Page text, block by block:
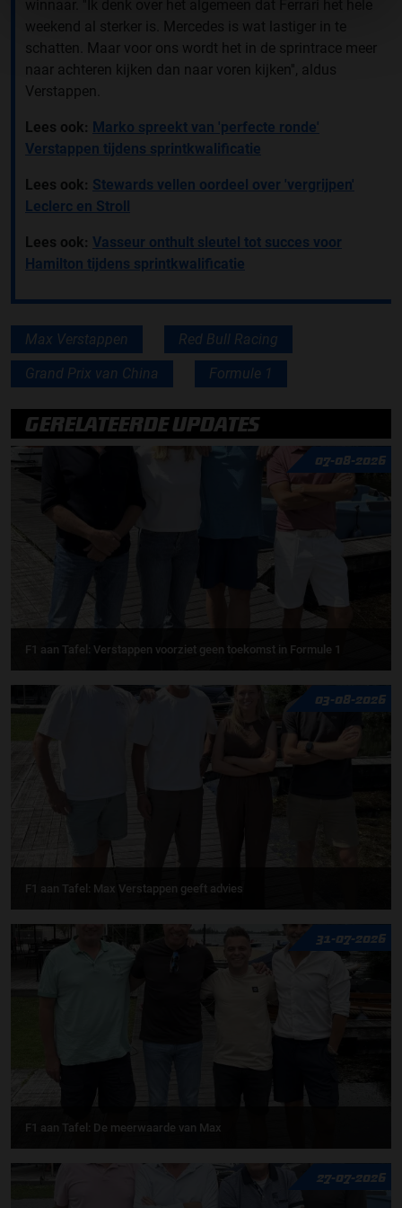
winnaar. ''Ik denk over het algemeen dat Ferrari het hele
weekend al sterker is. Mercedes is wat lastiger in te
schatten. Maar voor ons wordt het in de sprintrace meer
naar achteren kijken dan naar voren kijken'', aldus
Verstappen.
Lees ook: Marko spreekt van 'perfecte ronde'
Verstappen tijdens sprintkwalificatie
Lees ook: Stewards vellen oordeel over 'vergrijpen'
Leclerc en Stroll
Lees ook: Vasseur onthult sleutel tot succes voor
Hamilton tijdens sprintkwalificatie
Max Verstappen Red Bull Racing
Grand Prix van China Formule 1
GERELATEERDE UPDATES
07-08-2026
F1 aan Tafel: Verstappen voorziet geen toekomst in Formule 1
03-08-2026
F1 aan Tafel: Max Verstappen geeft advies
31-07-2026
F1 aan Tafel: De meerwaarde van Max
27-07-2026